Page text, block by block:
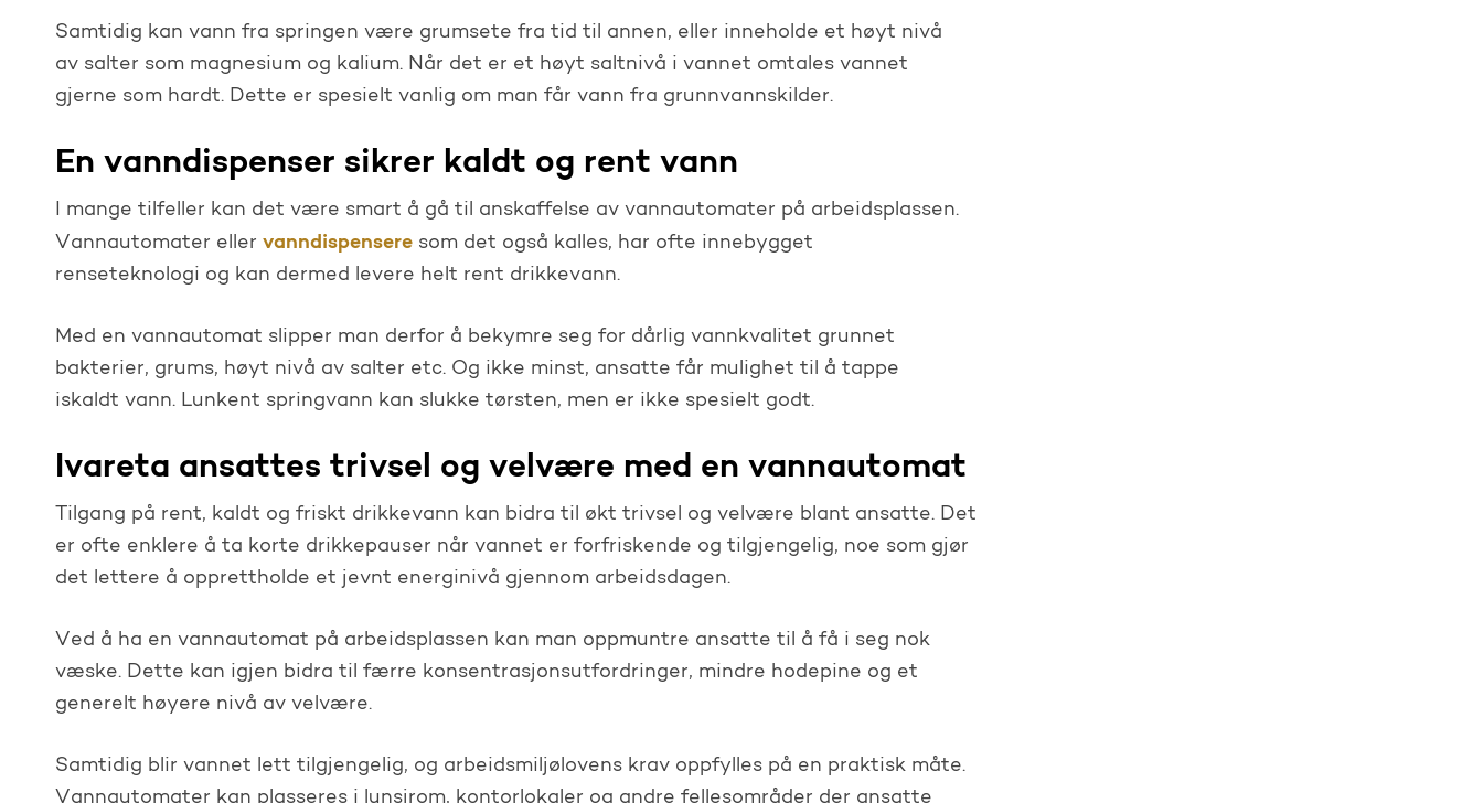
Samtidig kan vann fra springen være grumsete fra tid til annen, eller inneholde et høyt nivå
av salter som magnesium og kalium. Når det er et høyt saltnivå i vannet omtales vannet
gjerne som hardt. Dette er spesielt vanlig om man får vann fra grunnvannskilder.
En vanndispenser sikrer kaldt og rent vann
I mange tilfeller kan det være smart å gå til anskaffelse av vannautomater på arbeidsplassen.
Vannautomater eller vanndispensere som det også kalles, har ofte innebygget
renseteknologi og kan dermed levere helt rent drikkevann.
Med en vannautomat slipper man derfor å bekymre seg for dårlig vannkvalitet grunnet
bakterier, grums, høyt nivå av salter etc. Og ikke minst, ansatte får mulighet til å tappe
iskaldt vann. Lunkent springvann kan slukke tørsten, men er ikke spesielt godt.
Ivareta ansattes trivsel og velvære med en vannautomat
Tilgang på rent, kaldt og friskt drikkevann kan bidra til økt trivsel og velvære blant ansatte. Det
er ofte enklere å ta korte drikkepauser når vannet er forfriskende og tilgjengelig, noe som gjør
det lettere å opprettholde et jevnt energinivå gjennom arbeidsdagen.
Ved å ha en vannautomat på arbeidsplassen kan man oppmuntre ansatte til å få i seg nok
væske. Dette kan igjen bidra til færre konsentrasjonsutfordringer, mindre hodepine og et
generelt høyere nivå av velvære.
Samtidig blir vannet lett tilgjengelig, og arbeidsmiljølovens krav oppfylles på en praktisk måte.
Vannautomater kan plasseres i lunsjrom, kontorlokaler og andre fellesområder der ansatte